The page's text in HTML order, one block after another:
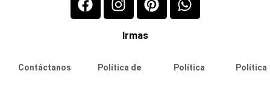
Irmas
Contáctanos Política de Política Política